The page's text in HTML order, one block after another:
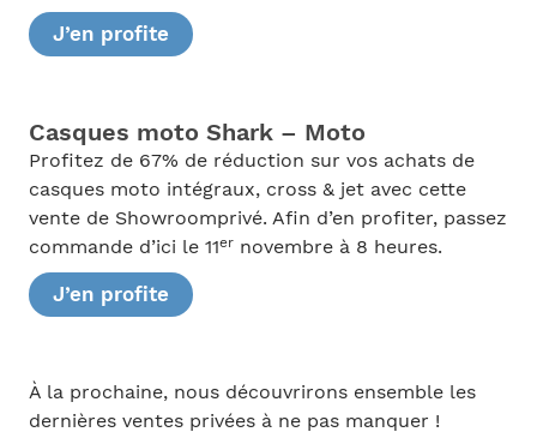
J’en profite
Casques moto Shark – Moto
Profitez de 67% de réduction sur vos achats de
casques moto intégraux, cross & jet avec cette
vente de Showroomprivé. Afin d’en profiter, passez
commande d’ici le 11ernovembre à 8 heures.
J’en profite
À la prochaine, nous découvrirons ensemble les
dernières ventes privées à ne pas manquer !